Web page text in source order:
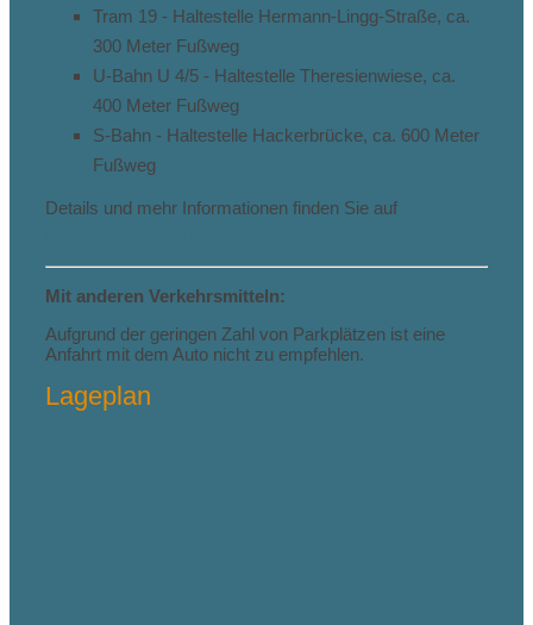
Tram 19 - Haltestelle Hermann-Lingg-Straße, ca.
300 Meter Fußweg
U-Bahn U 4/5 - Haltestelle Theresienwiese, ca.
400 Meter Fußweg
S-Bahn - Haltestelle Hackerbrücke, ca. 600 Meter
Fußweg
Details und mehr Informationen finden Sie auf
Mit anderen Verkehrsmitteln:
Aufgrund der geringen Zahl von Parkplätzen ist eine
Anfahrt mit dem Auto nicht zu empfehlen.
Lageplan